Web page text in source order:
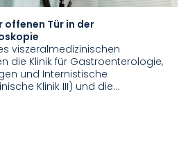
offenen Tür in der
viszeralmedizinischen
die Klinik für Gastroenterologie,
und Internistische
Klinik III) und die…